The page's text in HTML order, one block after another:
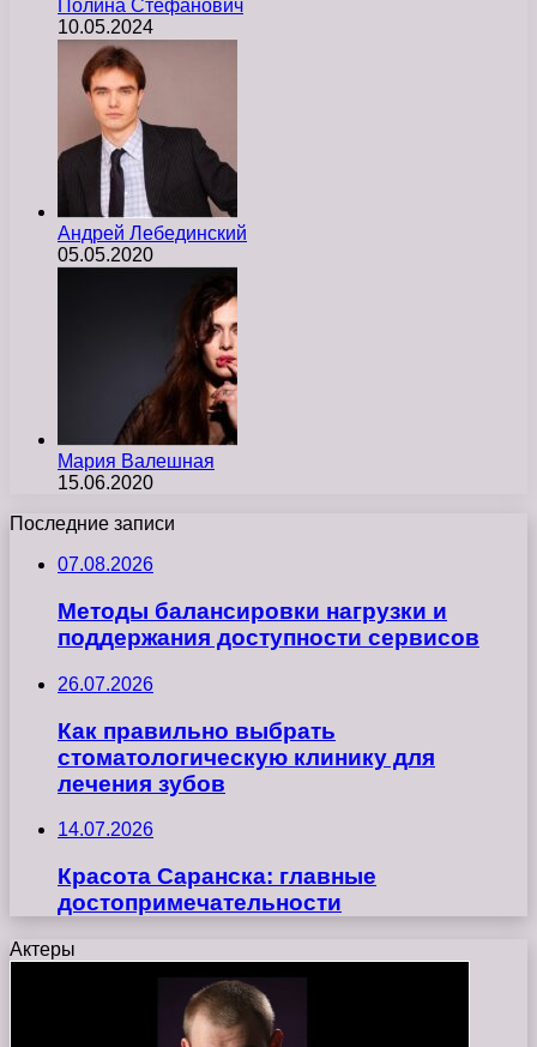
Полина Стефанович
10.05.2024
Андрей Лебединский
05.05.2020
Мария Валешная
15.06.2020
Последние записи
07.08.2026
Методы балансировки нагрузки и
поддержания доступности сервисов
26.07.2026
Как правильно выбрать
стоматологическую клинику для
лечения зубов
14.07.2026
Красота Саранска: главные
достопримечательности
Актеры